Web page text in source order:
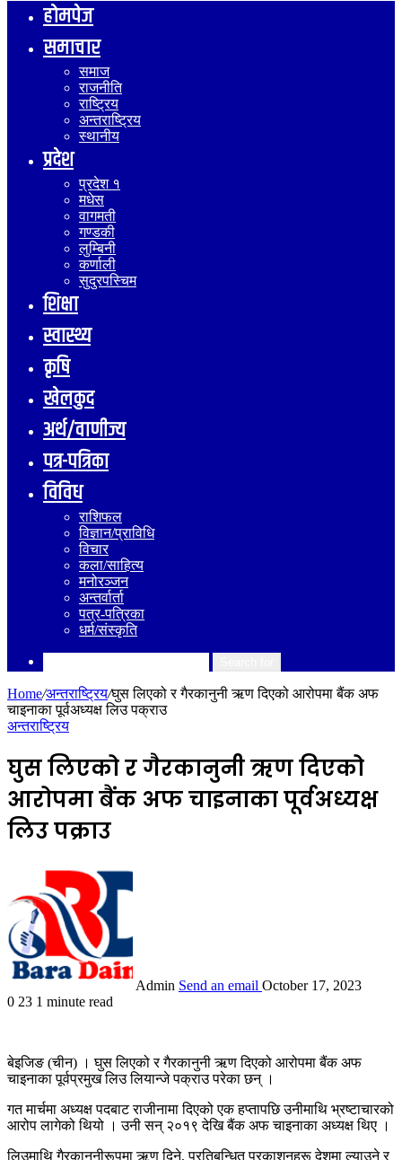
होमपेज
समाचार
समाज
राजनीति
राष्ट्रिय
अन्तराष्ट्रिय
स्थानीय
प्रदेश
प्रदेश १
मधेस
वागमती
गण्डकी
लुम्बिनी
कर्णाली
सुदुरपस्चिम
शिक्षा
स्वास्थ्य
कृषि
खेलकुद
अर्थ/वाणीज्य
पत्र-पत्रिका
विविध
राशिफल
विज्ञान/प्राविधि
विचार
कला/साहित्य
मनोरञ्जन
अन्तर्वार्ता
पत्र-पत्रिका
धर्म/संस्कृति
Home/अन्तराष्ट्रिय/घुस लिएको र गैरकानुनी ऋण दिएको आरोपमा बैंक अफ
चाइनाका पूर्वअध्यक्ष लिउ पक्राउ
अन्तराष्ट्रिय
घुस लिएको र गैरकानुनी ऋण दिएको
आरोपमा बैंक अफ चाइनाका पूर्वअध्यक्ष
लिउ पक्राउ
Admin Send an email October 17, 2023
0 23 1 minute read
बेइजिङ (चीन) । घुस लिएको र गैरकानुनी ऋण दिएको आरोपमा बैंक अफ
चाइनाका पूर्वप्रमुख लिउ लियान्जे पक्राउ परेका छन् ।
गत मार्चमा अध्यक्ष पदबाट राजीनामा दिएको एक हप्तापछि उनीमाथि भ्रष्टाचारको
आरोप लागेको थियो । उनी सन् २०१९ देखि बैंक अफ चाइनाका अध्यक्ष थिए ।
लिउमाथि गैरकानुनीरूपमा ऋण दिने, प्रतिबन्धित प्रकाशनहरू देशमा ल्याउने र